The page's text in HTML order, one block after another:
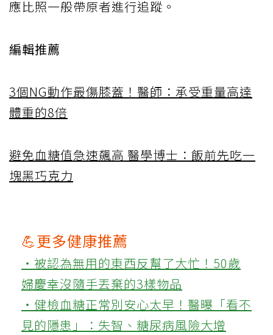
應比照一般帶原者進行追蹤。
編輯推薦
3個NG動作最傷膝蓋！醫師：承受重量高達
體重的8倍
避免血糖值急速飆高 醫學博士：飯前先吃一
塊黑巧克力
💪更多健康推薦
‧被認為無用的東西反幫了大忙！50歲
婦慶幸沒隨手丟棄的3樣物品
‧健檢血糖正常別安心太早！醫曝「看不
見的隱患」：失智、糖尿病風險大增